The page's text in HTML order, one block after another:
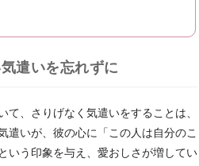
遣いを忘れずに
て、さりげなく気遣いをすることは、
遣いが、彼の心に「この人は自分のこ
いう印象を与え、愛おしさが増してい